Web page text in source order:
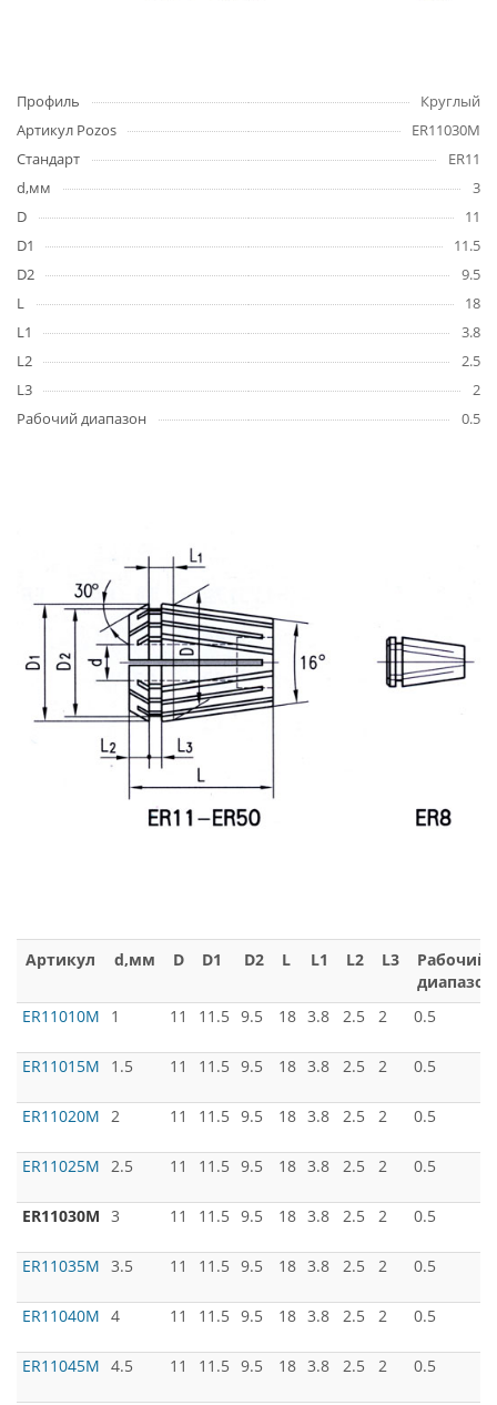
Профиль
Круглый
Артикул Pozos
ER11030M
Стандарт
ER11
d,мм
3
D
11
D1
11.5
D2
9.5
L
18
L1
3.8
L2
2.5
L3
2
Рабочий диапазон
0.5
Артикул d,мм D D1 D2 L L1 L2 L3
Рабочий
диапазон
ER11010M
1 11 11.5 9.5 18 3.8 2.5 2 0.5
ER11015M 1.5 11 11.5 9.5 18 3.8 2.5 2 0.5
ER11020M 2 11 11.5 9.5 18 3.8 2.5 2 0.5
ER11025M 2.5 11 11.5 9.5 18 3.8 2.5 2 0.5
ER11030M 3 11 11.5 9.5 18 3.8 2.5 2 0.5
ER11035M 3.5 11 11.5 9.5 18 3.8 2.5 2 0.5
ER11040M 4 11 11.5 9.5 18 3.8 2.5 2 0.5
ER11045M 4.5 11 11.5 9.5 18 3.8 2.5 2 0.5